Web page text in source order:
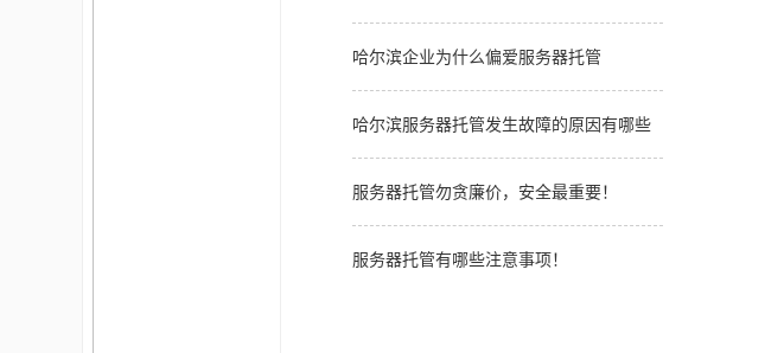
哈尔滨企业为什么偏爱服务器托管
哈尔滨服务器托管发生故障的原因有哪些
服务器托管勿贪廉价，安全最重要！
服务器托管有哪些注意事项！